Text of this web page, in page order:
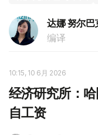
达娜 努尔巴
编译
10:15, 10 6月 2026
经济研究所：
自工资